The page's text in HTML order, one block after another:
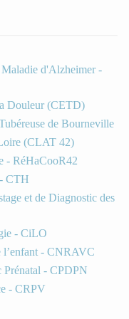
d'Alzheimer -
Douleur (CETD)
de Bourneville
(CLAT 42)
- RéHaCooR42
CTH
et de Diagnostic des
- CiLO
l’enfant - CNRAVC
- CPDPN
- CRPV